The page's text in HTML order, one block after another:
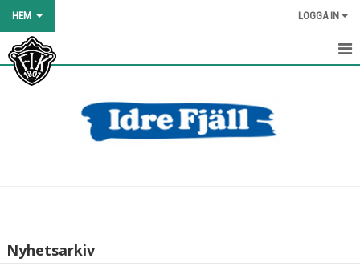
HEM LOGGA IN
HEM
DOKUMENT
Nyhetsarkiv